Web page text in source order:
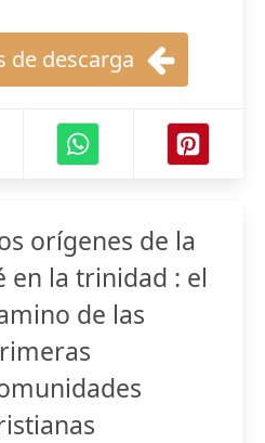
de descarga
orígenes de la
en la trinidad : el
de las